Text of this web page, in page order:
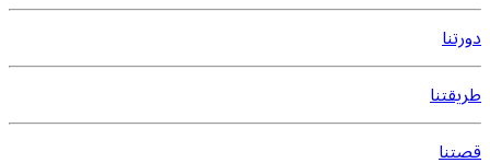
دورتنا
طريقتنا
قصتنا